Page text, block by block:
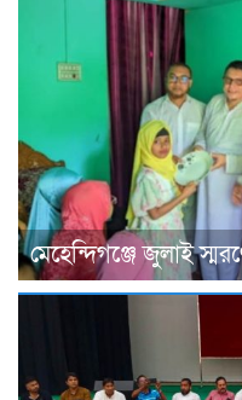
মেহেন্দিগঞ্জে জুলাই